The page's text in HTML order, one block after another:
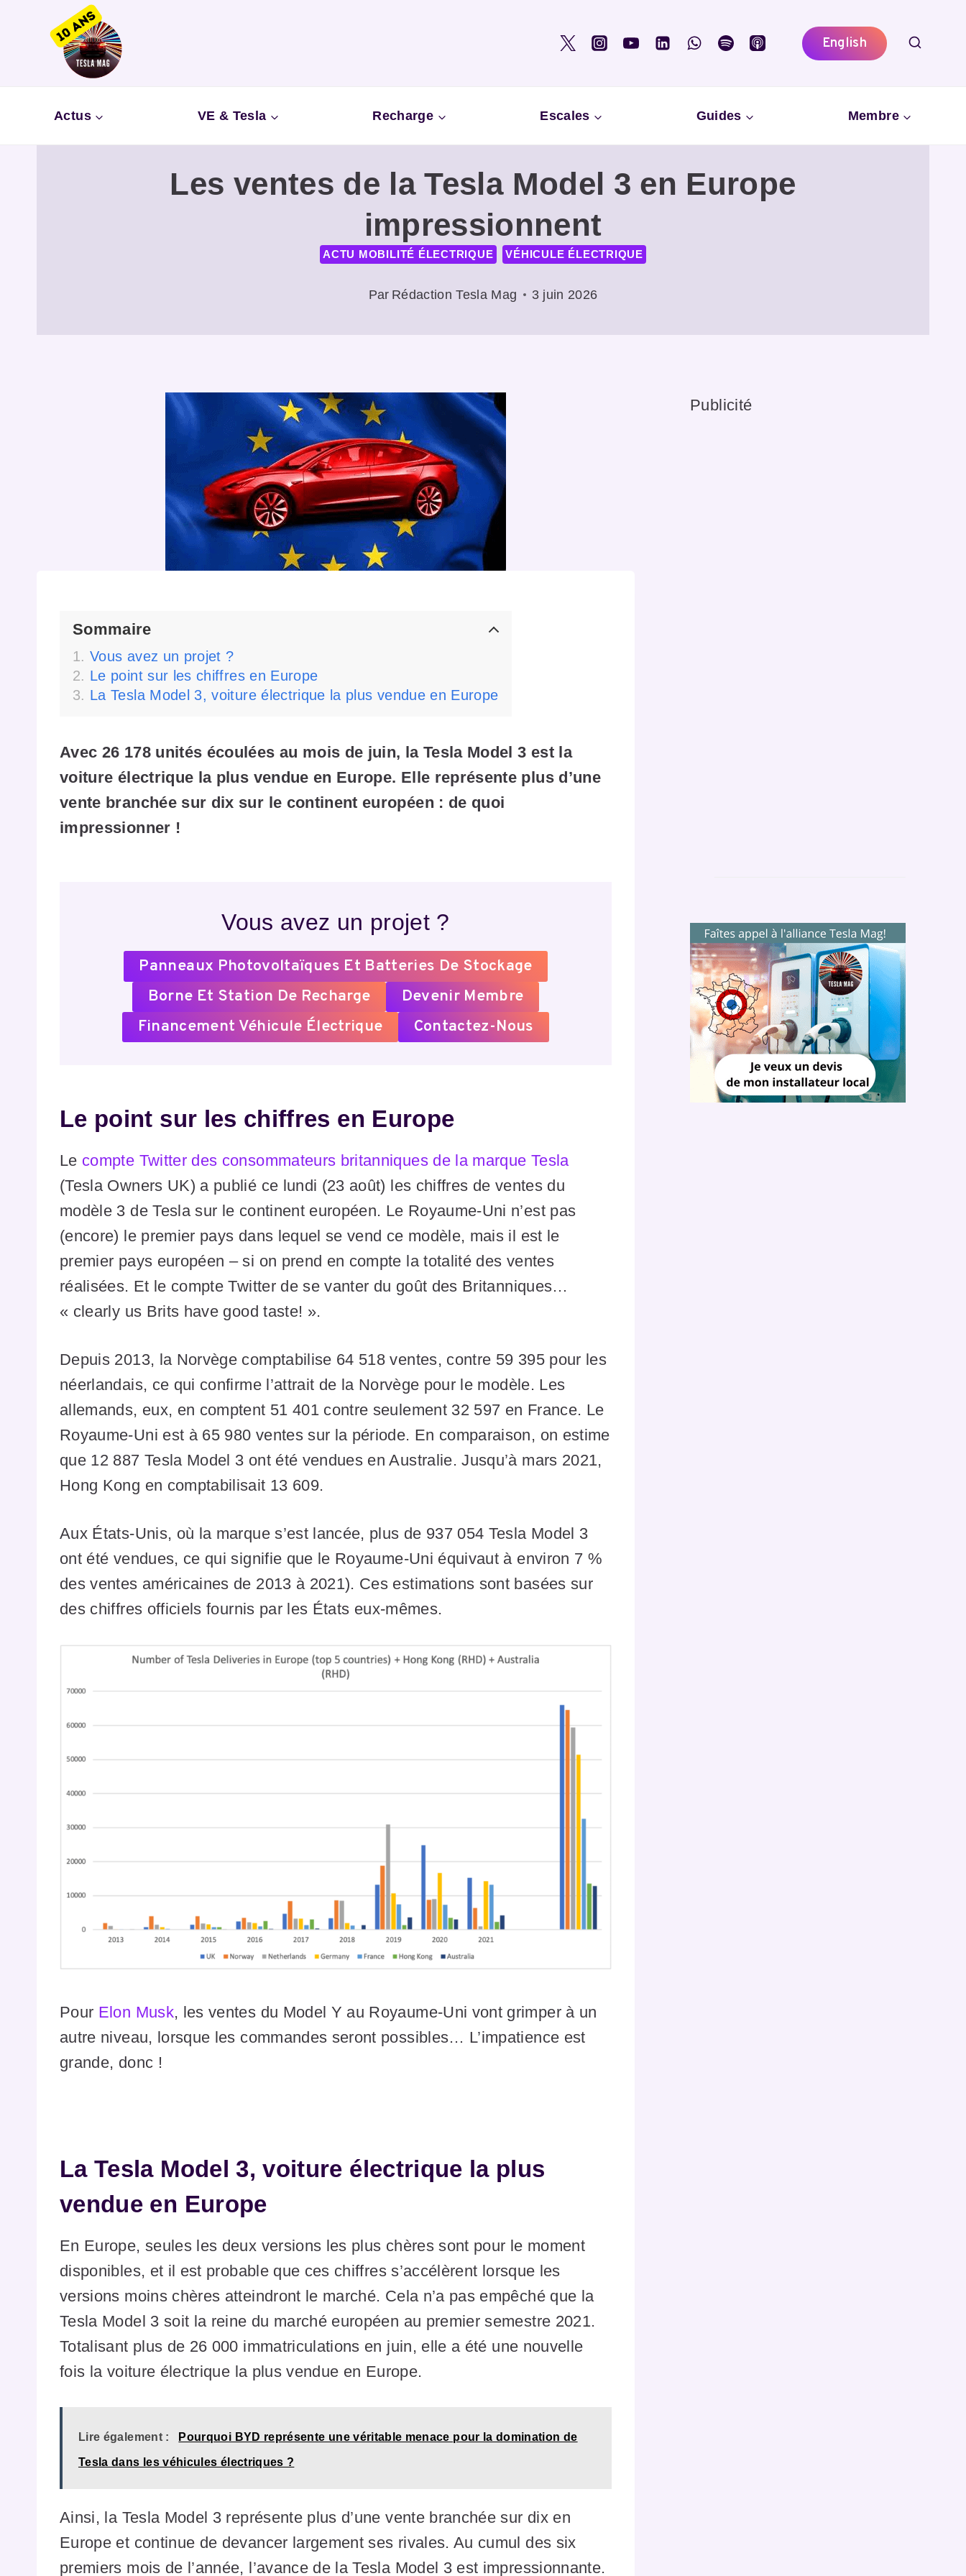
English
Actus VE & Tesla Recharge Escales Guides Membre
Les ventes de la Tesla Model 3 en Europe
impressionnent
ACTU MOBILITÉ ÉLECTRIQUE VÉHICULE ÉLECTRIQUE
Par Rédaction Tesla Mag 3 juin 2026
Sommaire
Vous avez un projet ?
Le point sur les chiffres en Europe
La Tesla Model 3, voiture électrique la plus vendue en Europe
Avec 26 178 unités écoulées au mois de juin, la Tesla Model 3 est la
voiture électrique la plus vendue en Europe. Elle représente plus d’une
vente branchée sur dix sur le continent européen : de quoi
impressionner !
Vous avez un projet ?
Panneaux Photovoltaïques Et Batteries De Stockage
Borne Et Station De Recharge
Devenir Membre
Financement Véhicule Électrique
Contactez-Nous
Le point sur les chiffres en Europe
Le compte Twitter des consommateurs britanniques de la marque Tesla
(Tesla Owners UK) a publié ce lundi (23 août) les chiffres de ventes du
modèle 3 de Tesla sur le continent européen. Le Royaume-Uni n’est pas
(encore) le premier pays dans lequel se vend ce modèle, mais il est le
premier pays européen – si on prend en compte la totalité des ventes
réalisées. Et le compte Twitter de se vanter du goût des Britanniques…
« clearly us Brits have good taste! ».
Depuis 2013, la Norvège comptabilise 64 518 ventes, contre 59 395 pour les
néerlandais, ce qui confirme l’attrait de la Norvège pour le modèle. Les
allemands, eux, en comptent 51 401 contre seulement 32 597 en France. Le
Royaume-Uni est à 65 980 ventes sur la période. En comparaison, on estime
que 12 887 Tesla Model 3 ont été vendues en Australie. Jusqu’à mars 2021,
Hong Kong en comptabilisait 13 609.
Aux États-Unis, où la marque s’est lancée, plus de 937 054 Tesla Model 3
ont été vendues, ce qui signifie que le Royaume-Uni équivaut à environ 7 %
des ventes américaines de 2013 à 2021). Ces estimations sont basées sur
des chiffres officiels fournis par les États eux-mêmes.
Pour Elon Musk, les ventes du Model Y au Royaume-Uni vont grimper à un
autre niveau, lorsque les commandes seront possibles… L’impatience est
grande, donc !
La Tesla Model 3, voiture électrique la plus
vendue en Europe
En Europe, seules les deux versions les plus chères sont pour le moment
disponibles, et il est probable que ces chiffres s’accélèrent lorsque les
versions moins chères atteindront le marché. Cela n’a pas empêché que la
Tesla Model 3 soit la reine du marché européen au premier semestre 2021.
Totalisant plus de 26 000 immatriculations en juin, elle a été une nouvelle
fois la voiture électrique la plus vendue en Europe.
Lire également : Pourquoi BYD représente une véritable menace pour la domination de
Tesla dans les véhicules électriques ?
Ainsi, la Tesla Model 3 représente plus d’une vente branchée sur dix en
Europe et continue de devancer largement ses rivales. Au cumul des six
premiers mois de l’année, l’avance de la Tesla Model 3 est impressionnante.
Publicité